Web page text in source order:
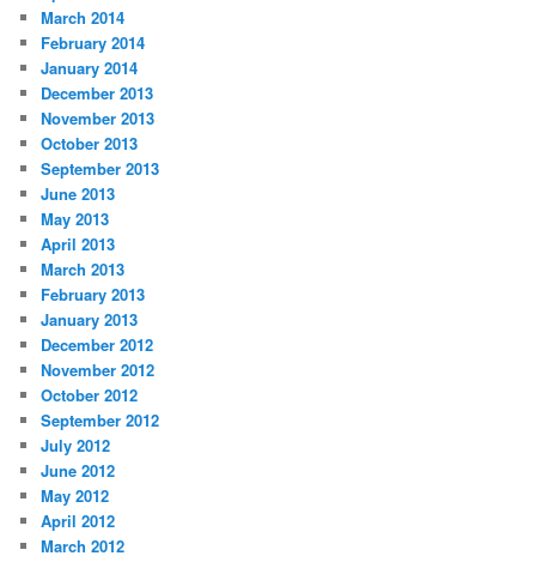
March 2014
February 2014
January 2014
December 2013
November 2013
October 2013
September 2013
June 2013
May 2013
April 2013
March 2013
February 2013
January 2013
December 2012
November 2012
October 2012
September 2012
July 2012
June 2012
May 2012
April 2012
March 2012